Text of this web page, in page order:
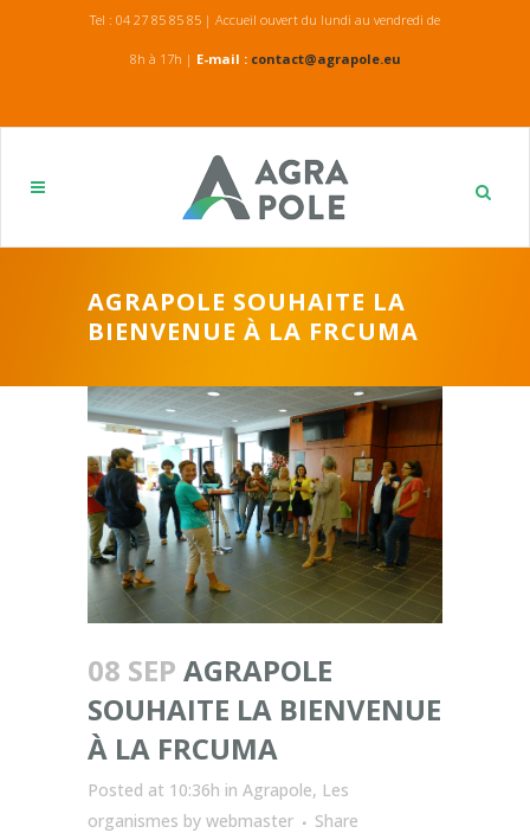
Tel : 04 27 85 85 85 | Accueil ouvert du lundi au vendredi de
8h à 17h | E-mail : contact@agrapole.eu
AGRAPOLE SOUHAITE LA
BIENVENUE À LA FRCUMA
08 SEP AGRAPOLE
SOUHAITE LA BIENVENUE
À LA FRCUMA
Posted at 10:36h in Agrapole, Les
organismes by webmaster Share